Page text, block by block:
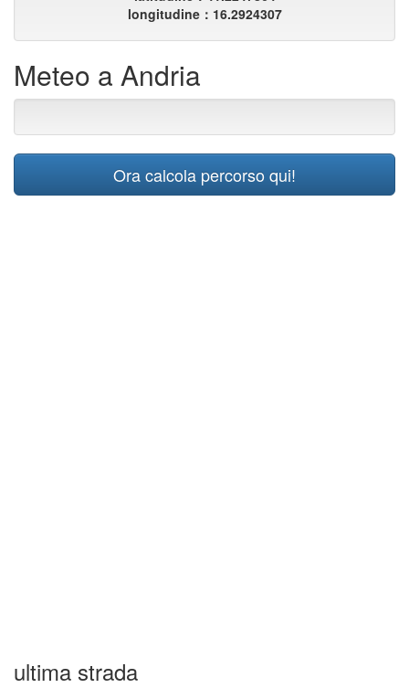
longitudine：16.2924307
Meteo a Andria
Ora calcola percorso qui!
ultima strada